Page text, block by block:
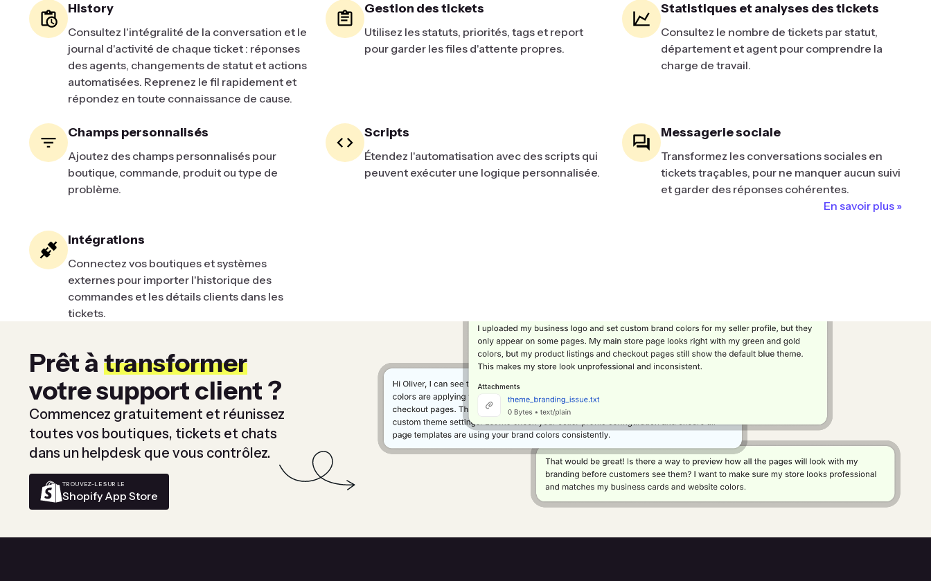
History
Consultez l'intégralité de la conversation et le
journal d'activité de chaque ticket : réponses
des agents, changements de statut et actions
automatisées. Reprenez le fil rapidement et
répondez en toute connaissance de cause.
Gestion des tickets
Utilisez les statuts, priorités, tags et report
pour garder les files d'attente propres.
Statistiques et analyses des tickets
Consultez le nombre de tickets par statut,
département et agent pour comprendre la
charge de travail.
Champs personnalisés
Ajoutez des champs personnalisés pour
boutique, commande, produit ou type de
problème.
Scripts
Étendez l'automatisation avec des scripts qui
peuvent exécuter une logique personnalisée.
Messagerie sociale
Transformez les conversations sociales en
tickets traçables, pour ne manquer aucun suivi
et garder des réponses cohérentes.
En savoir plus »
Intégrations
Connectez vos boutiques et systèmes
externes pour importer l'historique des
commandes et les détails clients dans les
tickets.
Prêt à transformer
votre support client ?
Commencez gratuitement et réunissez
toutes vos boutiques, tickets et chats
dans un helpdesk que vous contrôlez.
TROUVEZ-LE SUR LE
Shopify App Store